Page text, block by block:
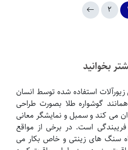
2
بخوانید
زیورآلات استفاده شده توسط انسان
گوشواره طلا بصورت طراحی
می کند و سمبل و نمایشگر معانی
است. در برخی از مواقع
سنگ های زینتی و خاص بکار می